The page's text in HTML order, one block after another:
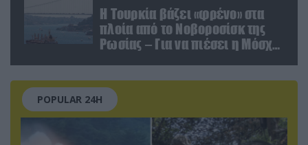
Η Τουρκία βάζει «φρένο» στα
πλοία από το Νοβοροσίσκ της
Ρωσίας – Για να πιέσει η Μόσχα
POPULAR 24H